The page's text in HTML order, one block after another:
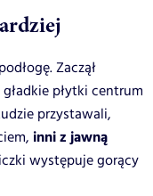
Zaczął
płytki centrum
przystawali,
inni z jawną
występuje gorący